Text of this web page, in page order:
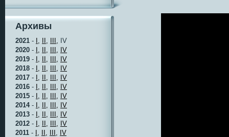
Архивы
2021 - I, II, III, IV
2020 - I, II, III, IV
2019 - I, II, III, IV
2018 - I, II, III, IV
2017 - I, II, III, IV
2016 - I, II, III, IV
2015 - I, II, III, IV
2014- I, II, III, IV
2013 - I, II, III, IV
2012 - I, II, III, IV
2011 - I, II, III, IV